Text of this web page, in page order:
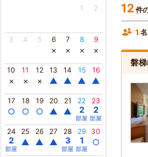
1 2
3 4 5 6
×
7
×
8
×
9
×
10
×
11
×
12
×
13
▲
14
▲
15
▲
16
▲
17
○
18
○
19
○
20
▲
21
▲
22
2
部屋
23
2
部屋
24
2
部屋
25
▲
26
▲
27
▲
28
3
部屋
29
1
部屋
30
○
12 件
1
磐